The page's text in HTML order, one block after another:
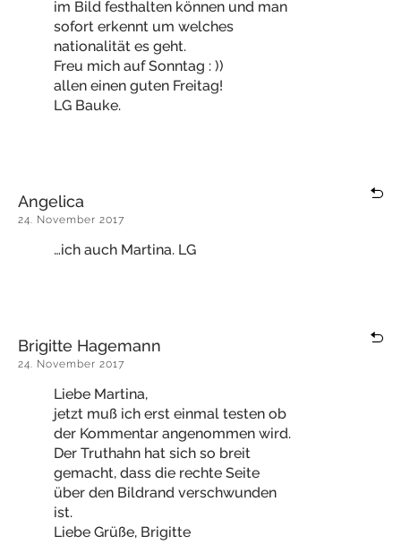
im Bild festhalten können und man
sofort erkennt um welches
nationalität es geht.
Freu mich auf Sonntag : ))
allen einen guten Freitag!
LG Bauke.
Angelica
24. November 2017
…ich auch Martina. LG
Brigitte Hagemann
24. November 2017
Liebe Martina,
jetzt muß ich erst einmal testen ob
der Kommentar angenommen wird.
Der Truthahn hat sich so breit
gemacht, dass die rechte Seite
über den Bildrand verschwunden
ist.
Liebe Grüße, Brigitte